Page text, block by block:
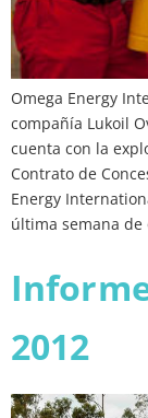
Omega Energy
compañía Lukoil
cuenta con la
Contrato de
Energy
última semana
2012